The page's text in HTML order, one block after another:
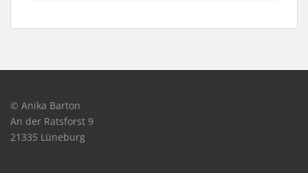
© Anika Barton
An der Ratsforst 9
21335 Lüneburg